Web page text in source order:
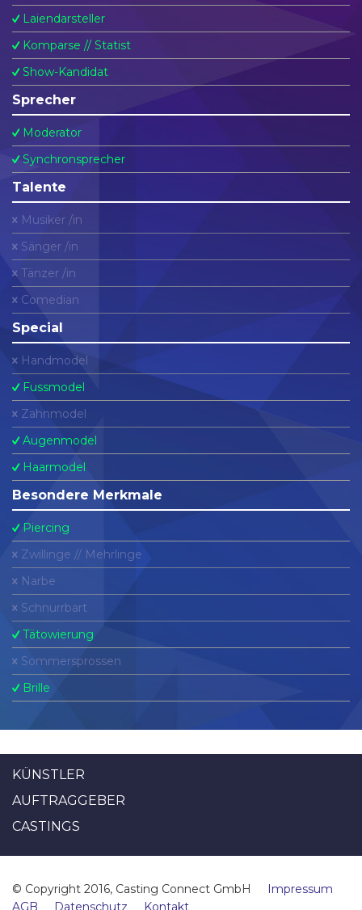
Laiendarsteller
Komparse // Statist
Show-Kandidat
Sprecher
Moderator
Synchronsprecher
Talente
Musiker /in
Sänger /in
Tänzer /in
Comedian
Special
Handmodel
Fussmodel
Zahnmodel
Augenmodel
Haarmodel
Besondere Merkmale
Piercing
Zwillinge // Mehrlinge
Narbe
Schnurrbart
Tätowierung
Sommersprossen
Brille
KÜNSTLER
AUFTRAGGEBER
CASTINGS
© Copyright 2016, Casting Connect GmbH
Impressum
AGB
Datenschutz Kontakt